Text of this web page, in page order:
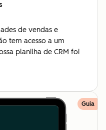
de vendas e
tem acesso a um
planilha de CRM foi
Guia